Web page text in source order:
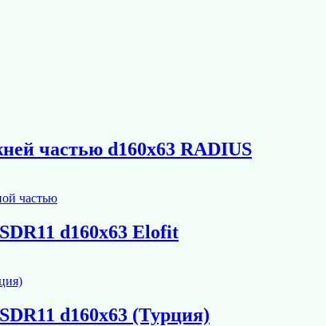
частью d160х63 RADIUS
d160х63 Elofit
d160х63 (Турция)